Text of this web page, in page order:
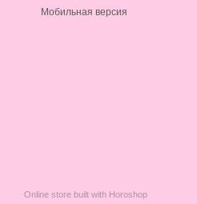
Мобильная версия
Online store built with Horoshop